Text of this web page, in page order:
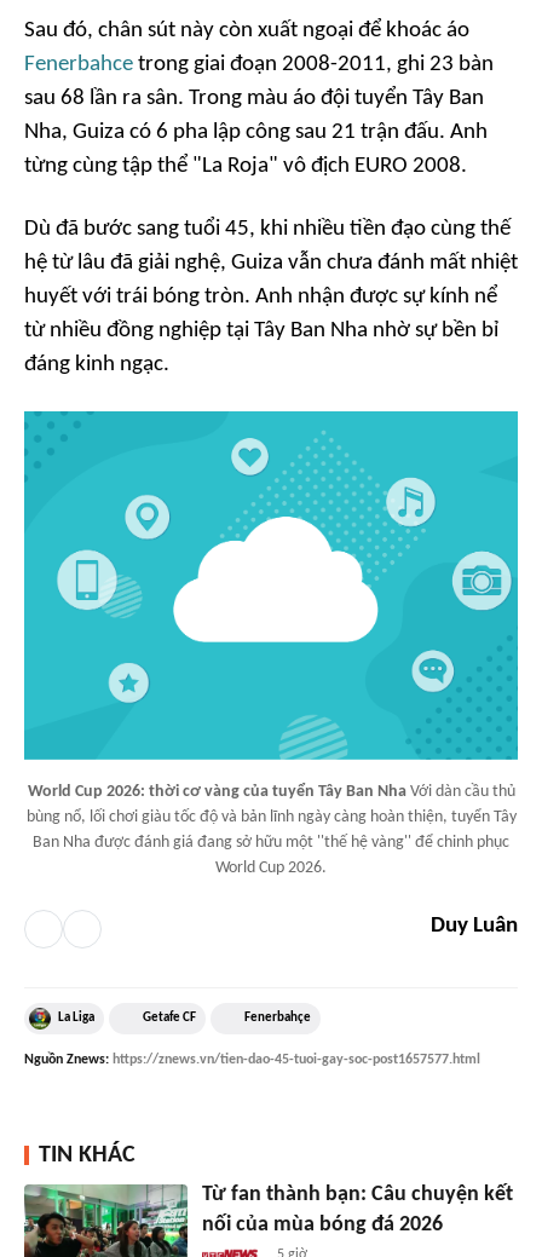
Sau đó, chân sút này còn xuất ngoại để khoác áo
Fenerbahce trong giai đoạn 2008-2011, ghi 23 bàn
sau 68 lần ra sân. Trong màu áo đội tuyển Tây Ban
Nha, Guiza có 6 pha lập công sau 21 trận đấu. Anh
từng cùng tập thể "La Roja" vô địch EURO 2008.
Dù đã bước sang tuổi 45, khi nhiều tiền đạo cùng thế
hệ từ lâu đã giải nghệ, Guiza vẫn chưa đánh mất nhiệt
huyết với trái bóng tròn. Anh nhận được sự kính nể
từ nhiều đồng nghiệp tại Tây Ban Nha nhờ sự bền bỉ
đáng kinh ngạc.
World Cup 2026: thời cơ vàng của tuyển Tây Ban NhaVới dàn cầu thủ
bùng nổ, lối chơi giàu tốc độ và bản lĩnh ngày càng hoàn thiện, tuyển Tây
Ban Nha được đánh giá đang sở hữu một ''thế hệ vàng'' để chinh phục
World Cup 2026.
Duy Luân
La Liga Getafe CF Fenerbahçe
Nguồn Znews: https://znews.vn/tien-dao-45-tuoi-gay-soc-post1657577.html
TIN KHÁC
Từ fan thành bạn: Câu chuyện kết
nối của mùa bóng đá 2026